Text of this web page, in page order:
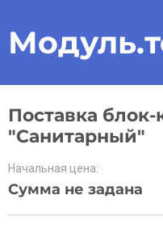
Поставка
"Санитарный"
Начальная цена:
Сумма не задана